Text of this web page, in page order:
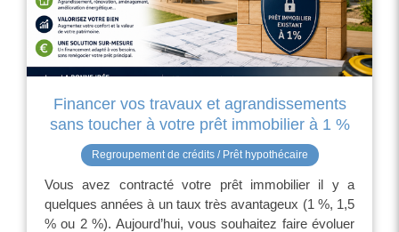
Financer vos travaux et agrandissements
sans toucher à votre prêt immobilier à 1 %
Regroupement de crédits / Prêt hypothécaire
Vous avez contracté votre prêt immobilier il y a
quelques années à un taux très avantageux (1 %, 1,5
% ou 2 %). Aujourd’hui, vous souhaitez faire évoluer